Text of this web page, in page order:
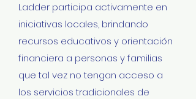
Ladder participa activamente en
iniciativas locales, brindando
recursos educativos y orientación
financiera a personas y familias
que tal vez no tengan acceso a
los servicios tradicionales de